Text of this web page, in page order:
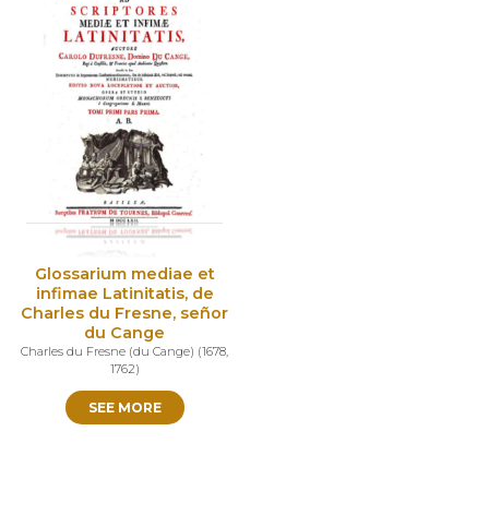
Glossarium mediae et
infimae Latinitatis, de
Charles du Fresne, señor
du Cange
Charles du Fresne (du Cange) (1678,
1762)
SEE MORE